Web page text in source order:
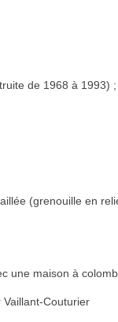
de 1968 à 1993)
(grenouille en
une maison à
Vaillant-Couturier